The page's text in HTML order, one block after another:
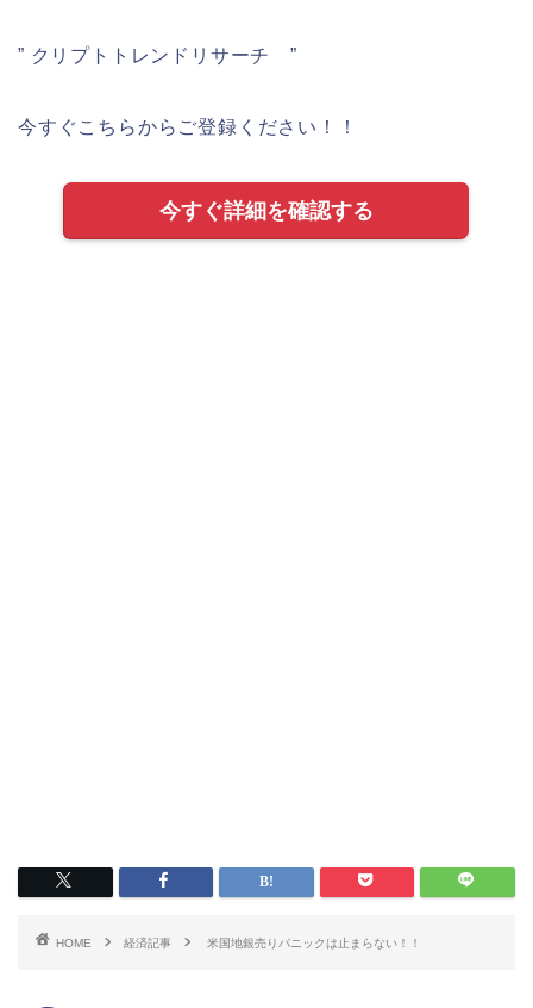
” クリプトトレンドリサーチ ”
今すぐこちらからご登録ください！！
今すぐ詳細を確認する
HOME 経済記事 米国地銀売りパニックは止まらない！！